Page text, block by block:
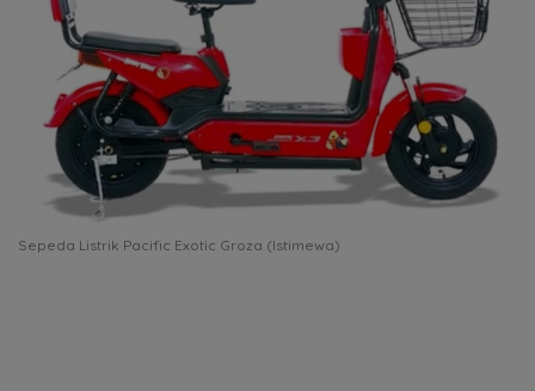
Sepeda Listrik Pacific Exotic Groza (Istimewa)